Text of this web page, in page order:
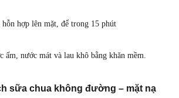
hợp lên mặt, để trong 15 phút
ấm, nước mát và lau khô bằng khăn mềm.
sữa chua không đường – mặt nạ